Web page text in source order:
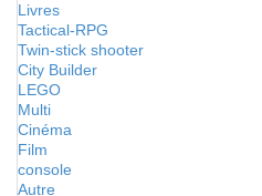
Livres
Tactical-RPG
Twin-stick shooter
City Builder
LEGO
Multi
Cinéma
Film
console
Autre